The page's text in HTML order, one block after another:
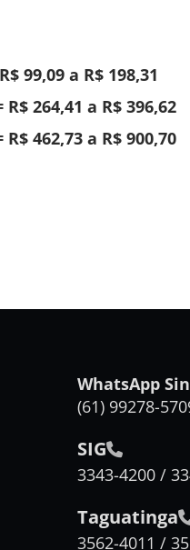
99,09 a R$ 198,31
R$ 264,41 a R$ 396,62
R$ 462,73 a R$ 900,70
WhatsApp
(61) 99278-
SIG
3343-4200 /
Taguatinga
3562-4011 /